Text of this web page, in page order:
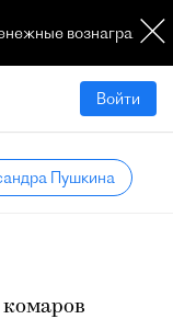
Войти
Пушкина
комаров